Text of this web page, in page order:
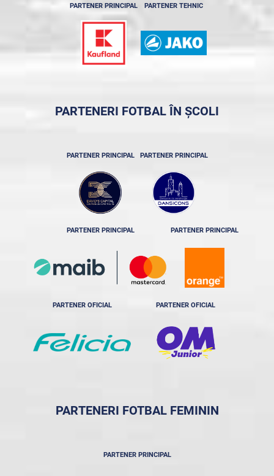
PARTENER PRINCIPAL PARTENER TEHNIC
PARTENERI FOTBAL ÎN ȘCOLI
PARTENER PRINCIPAL PARTENER PRINCIPAL
PARTENER PRINCIPAL PARTENER PRINCIPAL
PARTENER OFICIAL PARTENER OFICIAL
PARTENERI FOTBAL FEMININ
PARTENER PRINCIPAL